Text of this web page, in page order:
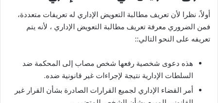
أولاً، نظرا لأن تعريف مطالبة التعويض الإداري له تعريفات متعددة،
فمن الضروري معرفة تعريف مطالبة التعويض الإداري ، لأنه يتم
تعريفه على النحو التالي::
هذه دعوى شخصية رفعها شخص مصاب إلى المحكمة ضد
السلطات الإدارية نتيجة لإجراءات غير قانونية ضده.
أمر القضاء الإداري لجميع القرارات الصادرة بشأن القرار غير